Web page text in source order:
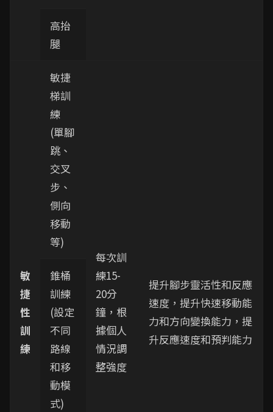
高抬
腿
敏
捷
性
訓
練
敏捷
梯訓
練
(單腳
跳、
交叉
步、
側向
移動
等)
每次訓
練15-
20分
鐘，根
據個人
情況調
整強度
提升腳步靈活性和反應
速度，提升快速移動能
力和方向變換能力，提
升反應速度和預判能力
錐桶
訓練
(設定
不同
路線
和移
動模
式)